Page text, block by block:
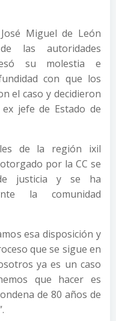
Miguel de León
las autoridades
su molestia e
con que los
el caso y decidieron
jefe de Estado de
de la región ixil
por la CC se
justicia y se ha
la comunidad
esa disposición y
que se sigue en
ya es un caso
que hacer es
de 80 años de